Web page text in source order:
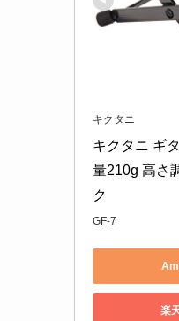
キクタニ
キクタニ ギ
量210g 高さ
ク
GF-7
楽